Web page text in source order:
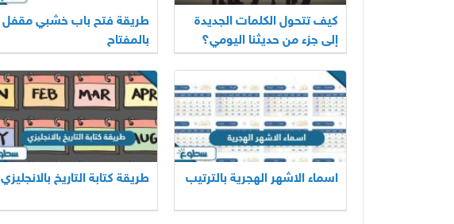
كيف تتحول الكلمات الجديدة
إلى جزء من حديثنا اليومي؟
طريقة فتح باب خشبي مقفل
بالمفتاح
اسماء الاشهر الهجرية بالترتيب طريقة كتابة التاريخ بالانجليزي